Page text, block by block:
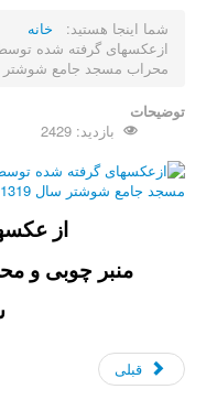
شما اینجا هستید:
خانه
محراب مسجد جامع شوشتر سال
توضیحات
بازدید: 2429
از
منبر چوبی و
قبلی